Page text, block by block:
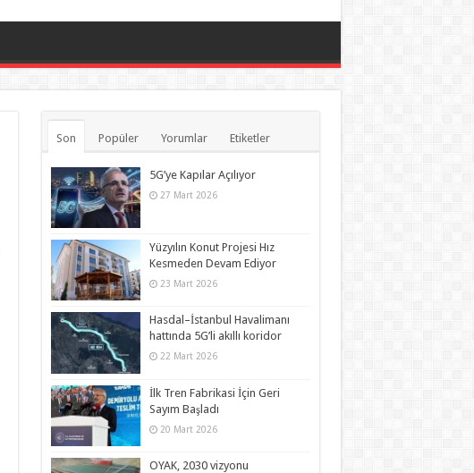
Son Popüler Yorumlar Etiketler
5G’ye Kapılar Açılıyor
27 Mart 2026
Yüzyılın Konut Projesi Hız
Kesmeden Devam Ediyor
23 Mart 2026
Hasdal–İstanbul Havalimanı
hattında 5G’li akıllı koridor
22 Mart 2026
İlk Tren Fabrikasi İçin Geri
Sayım Başladı
20 Mart 2026
OYAK, 2030 vizyonu